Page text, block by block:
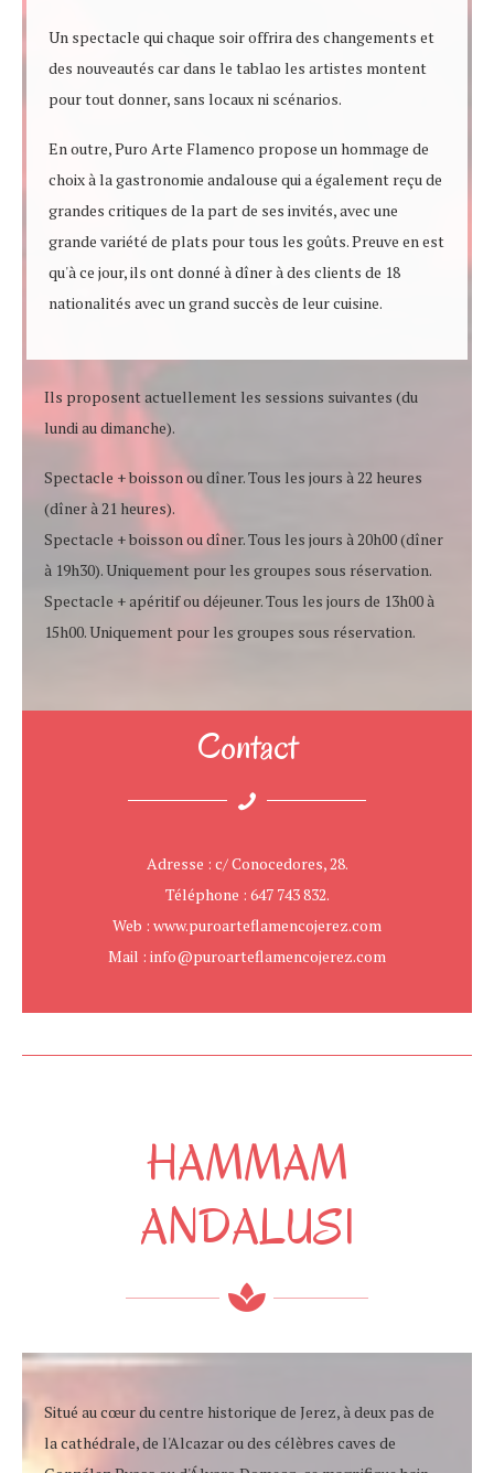
Un spectacle qui chaque soir offrira des changements et
des nouveautés car dans le tablao les artistes montent
pour tout donner, sans locaux ni scénarios.
En outre, Puro Arte Flamenco propose un hommage de
choix à la gastronomie andalouse qui a également reçu de
grandes critiques de la part de ses invités, avec une
grande variété de plats pour tous les goûts. Preuve en est
qu'à ce jour, ils ont donné à dîner à des clients de 18
nationalités avec un grand succès de leur cuisine.
Ils proposent actuellement les sessions suivantes (du
lundi au dimanche).
Spectacle + boisson ou dîner. Tous les jours à 22 heures
(dîner à 21 heures).
Spectacle + boisson ou dîner. Tous les jours à 20h00 (dîner
à 19h30). Uniquement pour les groupes sous réservation.
Spectacle + apéritif ou déjeuner. Tous les jours de 13h00 à
15h00. Uniquement pour les groupes sous réservation.
Contact
Adresse : c/ Conocedores, 28.
Téléphone : 647 743 832.
Web : www.puroarteflamencojerez.com
Mail : info@puroarteflamencojerez.com
HAMMAM
ANDALUSI
Situé au cœur du centre historique de Jerez, à deux pas de
la cathédrale, de l'Alcazar ou des célèbres caves de